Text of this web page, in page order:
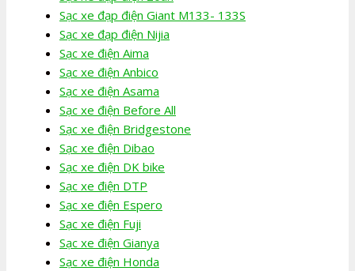
Sạc xe đạp điện Giant M133- 133S
Sạc xe đạp điện Nijia
Sạc xe điện Aima
Sạc xe điện Anbico
Sạc xe điện Asama
Sạc xe điện Before All
Sạc xe điện Bridgestone
Sạc xe điện Dibao
Sạc xe điện DK bike
Sạc xe điện DTP
Sạc xe điện Espero
Sạc xe điện Fuji
Sạc xe điện Gianya
Sạc xe điện Honda